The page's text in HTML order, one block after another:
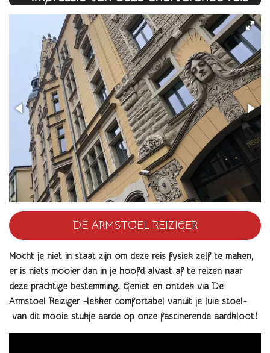
DE ARMSTOEL REIZIGER
Mocht je niet in staat zijn om deze reis fysiek zelf te maken,
er is niets mooier dan in je hoofd alvast af te reizen naar
deze prachtige bestemming. Geniet en ontdek via De
Armstoel Reiziger -lekker comfortabel vanuit je luie stoel-
van dit mooie stukje aarde op onze fascinerende aardkloot!